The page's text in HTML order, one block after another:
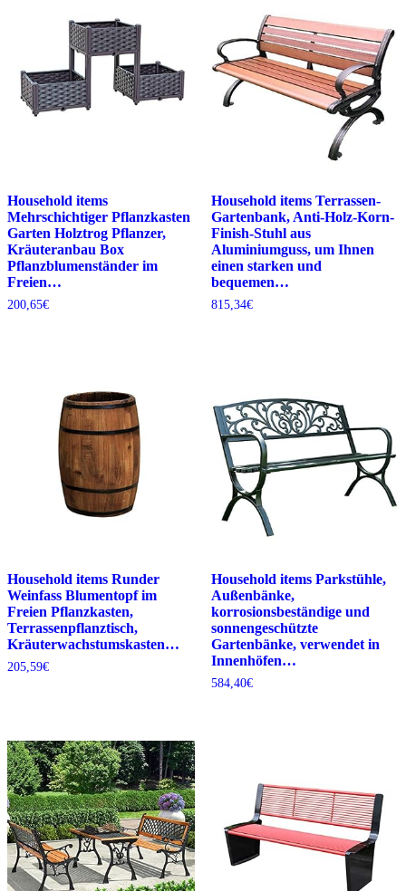
Household items
Mehrschichtiger Pflanzkasten
Garten Holztrog Pflanzer,
Kräuteranbau Box
Pflanzblumenständer im
Freien…
200,65€
Household items Terrassen-
Gartenbank, Anti-Holz-Korn-
Finish-Stuhl aus
Aluminiumguss, um Ihnen
einen starken und
bequemen…
815,34€
Household items Runder
Weinfass Blumentopf im
Freien Pflanzkasten,
Terrassenpflanztisch,
Kräuterwachstumskasten…
205,59€
Household items Parkstühle,
Außenbänke,
korrosionsbeständige und
sonnengeschützte
Gartenbänke, verwendet in
Innenhöfen…
584,40€